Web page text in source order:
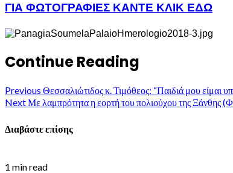
ΓΙΑ ΦΩΤΟΓΡΑΦΙΕΣ ΚΑΝΤΕ ΚΛΙΚ ΕΔΩ
Continue Reading
Previous Θεσσαλιώτιδος κ. Τιμόθεος: “Παιδιά μου είμαι
NextΜε λαμπρότητα η εορτή του πολιούχου της Ξάνθης
Διαβάστε επίσης
1 min read